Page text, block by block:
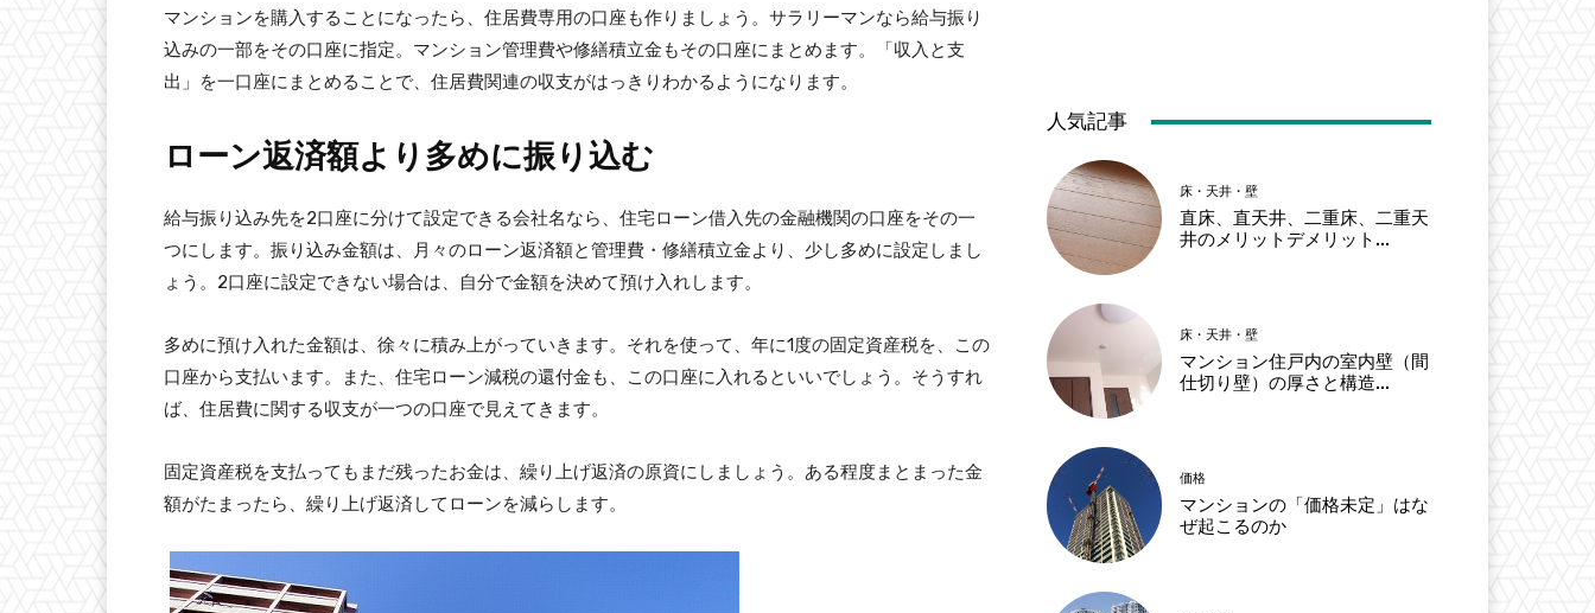
マンションを購入することになったら、住居費専用の口座も作りましょう。サラリーマンなら給与振り
込みの一部をその口座に指定。マンション管理費や修繕積立金もその口座にまとめます。「収入と支
出」を一口座にまとめることで、住居費関連の収支がはっきりわかるようになります。
ローン返済額より多めに振り込む
給与振り込み先を2口座に分けて設定できる会社名なら、住宅ローン借入先の金融機関の口座をその一
つにします。振り込み金額は、月々のローン返済額と管理費・修繕積立金より、少し多めに設定しまし
ょう。2口座に設定できない場合は、自分で金額を決めて預け入れします。
多めに預け入れた金額は、徐々に積み上がっていきます。それを使って、年に1度の固定資産税を、この
口座から支払います。また、住宅ローン減税の還付金も、この口座に入れるといいでしょう。そうすれ
ば、住居費に関する収支が一つの口座で見えてきます。
固定資産税を支払ってもまだ残ったお金は、繰り上げ返済の原資にしましょう。ある程度まとまった金
額がたまったら、繰り上げ返済してローンを減らします。
人気記事
床・天井・壁
直床、直天井、二重床、二重天
井のメリットデメリット...
床・天井・壁
マンション住戸内の室内壁（間
仕切り壁）の厚さと構造...
価格
マンションの「価格未定」はな
ぜ起こるのか